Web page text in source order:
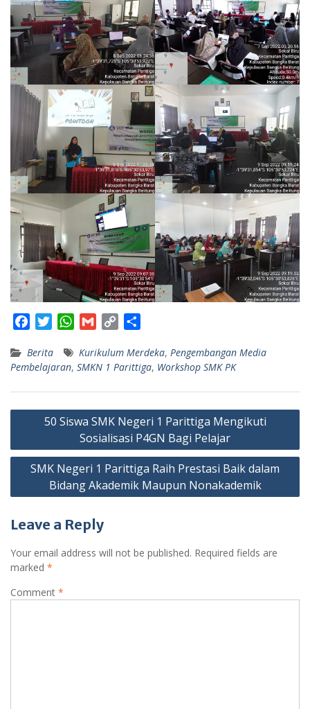
c
e
b
i
t
t
r
W
a
t
s
p
p
a
i
l
p
y
L
n
k
a
r
e
Berita Kurikulum Merdeka, Pengembangan Media
Pembelajaran, SMKN 1 Parittiga, Workshop SMK PK
Post
navigation
50 Siswa SMK Negeri 1 Parittiga Mengikuti
Sosialisasi P4GN Bagi Pelajar
SMK Negeri 1 Parittiga Raih Prestasi Baik dalam
Bidang Akademik Maupun Nonakademik
Leave a Reply
Your email address will not be published. Required fields are
marked *
Comment *